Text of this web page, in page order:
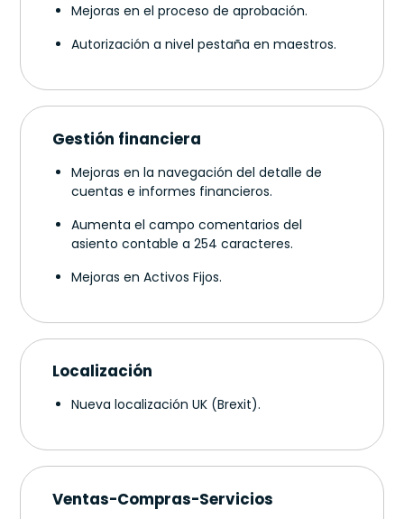
Mejoras en el proceso de aprobación.
Autorización a nivel pestaña en maestros.
Gestión financiera
Mejoras en la navegación del detalle de
cuentas e informes financieros.
Aumenta el campo comentarios del
asiento contable a 254 caracteres.
Mejoras en Activos Fijos.
Localización
Nueva localización UK (Brexit).
Ventas-Compras-Servicios